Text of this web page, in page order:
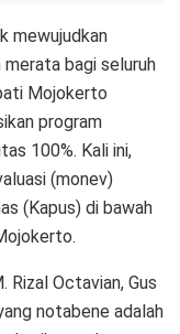
mewujudkan
bagi seluruh
Mojokerto
program
100%. Kali ini,
(monev)
(Kapus) di bawah
Rizal Octavian, Gus
notabene adalah